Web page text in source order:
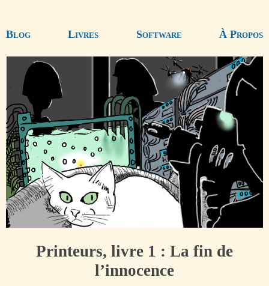
Blog Livres Software À Propos
Printeurs, livre 1 : La fin de
l’innocence